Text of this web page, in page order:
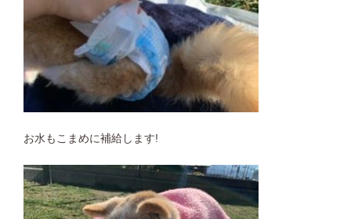
お水もこまめに補給します!